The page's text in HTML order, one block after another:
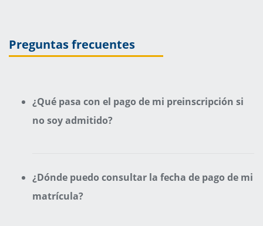
Preguntas frecuentes
¿Qué pasa con el pago de mi preinscripción si
no soy admitido?
¿Dónde puedo consultar la fecha de pago de mi
matrícula?